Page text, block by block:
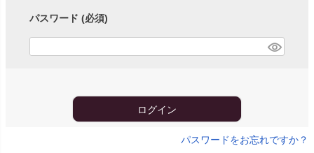
パスワード (必須)
ログイン
パスワードをお忘れですか？